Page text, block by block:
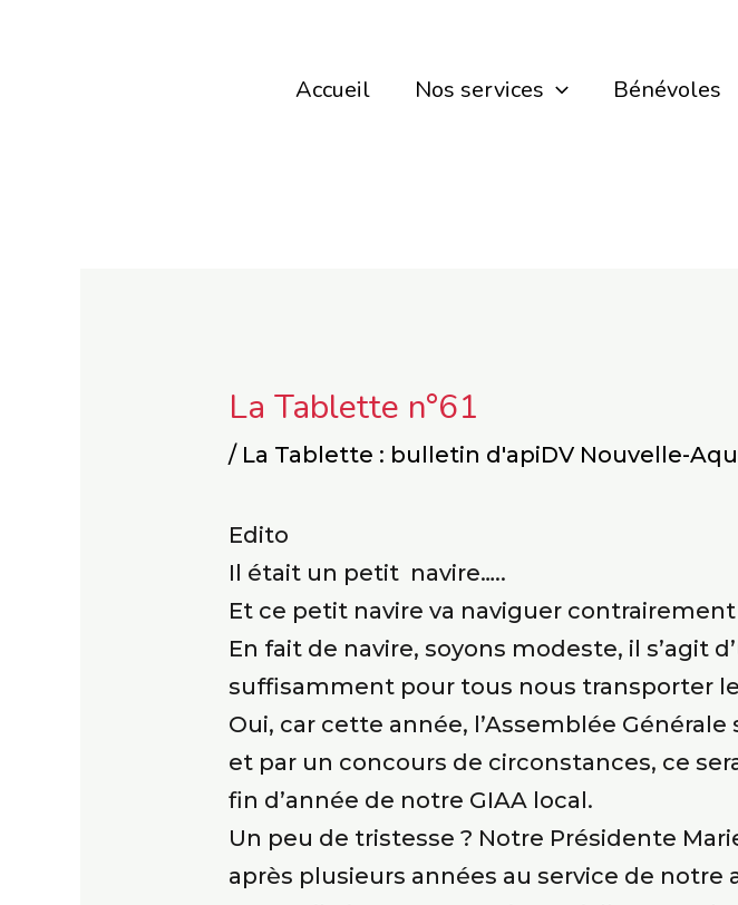
Accueil Nos services Bénévoles
La Tablette n°61
/ La Tablette : bulletin d'apiDV Nouvelle-
Edito
Il était un petit navire…..
Et ce petit navire va naviguer
En fait de navire, soyons modeste, il s’agit
suffisamment pour tous nous transporter le
Oui, car cette année, l’Assemblée
et par un concours de circonstances, ce
fin d’année de notre GIAA local.
Un peu de tristesse ? Notre Présidente
après plusieurs années au service de